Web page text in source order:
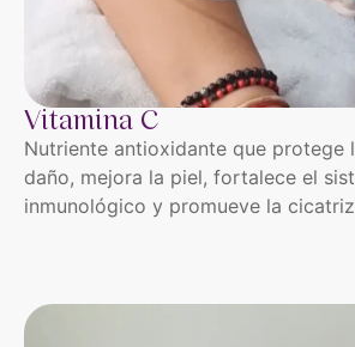
Vitamina C
Nutriente antioxidante que protege
daño, mejora la piel, fortalece el
inmunológico y promueve la